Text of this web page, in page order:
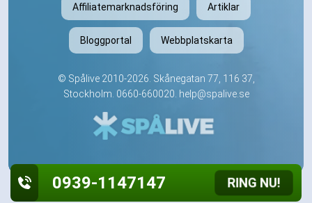
Affiliatemarknadsföring Artiklar
Bloggportal Webbplatskarta
© Spålive2010-2026. Skånegatan 77, 116 37,
Stockholm. 0660-660020 help@spalive.se
0939-1147147 RING NU!